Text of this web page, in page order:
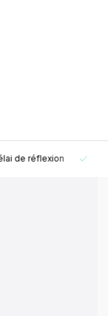
réflexion 1 an de